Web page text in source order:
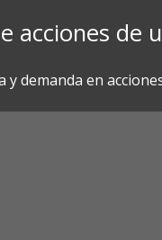
acciones de
demanda en